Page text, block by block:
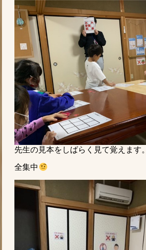
先生の見本をしばらく見て覚えます。
全集中